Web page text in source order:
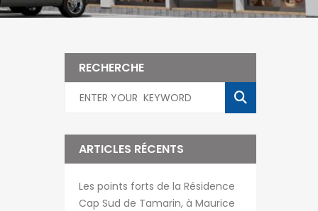
RECHERCHE
ARTICLES RÉCENTS
Les points forts de la Résidence
Cap Sud de Tamarin, à Maurice